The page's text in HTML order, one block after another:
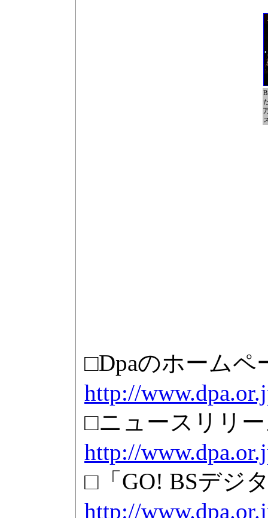
□Dpaのホームペ
http://
□ニュースリリ
http://
□「GO! BSデジ
http://